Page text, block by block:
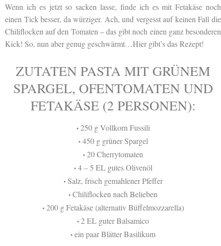
Wenn ich es jetzt so sacken lasse, finde ich es mit Fetakäse noch
einen Tick besser, da würziger. Ach, und vergesst auf keinen Fall die
Chiliflocken auf den Tomaten – das gibt noch einen ganz besonderen
Kick! So, nun aber genug geschwärmt…Hier gibt’s das Rezept!
ZUTATEN PASTA MIT GRÜNEM
SPARGEL, OFENTOMATEN UND
FETAKÄSE (2 PERSONEN):
•250 g Vollkorn Fussili
•450 g grüner Spargel
• 20 Cherrytomaten
•4 – 5 EL gutes Olivenöl
•Salz, frisch gemahlener Pfeffer
• Chiliflocken nach Belieben
•200 g Fetakäse (alternativ Büffelmozzarella)
• 2 EL guter Balsamico
• ein paar Blätter Basilikum